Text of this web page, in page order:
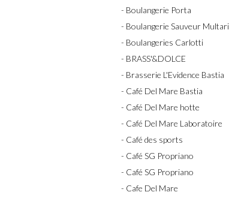
- Boulangerie Porta
- Boulangerie Sauveur Multari
- Boulangeries Carlotti
- BRASS'&DOLCE
- Brasserie L'Evidence Bastia
- Café Del Mare Bastia
- Café Del Mare hotte
- Café Del Mare Laboratoire
- Café des sports
- Café SG Propriano
- Café SG Propriano
- Cafe Del Mare